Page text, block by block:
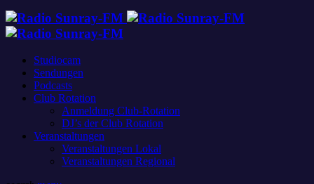
Studiocam
Sendungen
Podcasts
Club Rotation
Anmeldung Club-Rotation
DJ’s der Club Rotation
Veranstaltungen
Veranstaltungen Lokal
Veranstaltungen Regional